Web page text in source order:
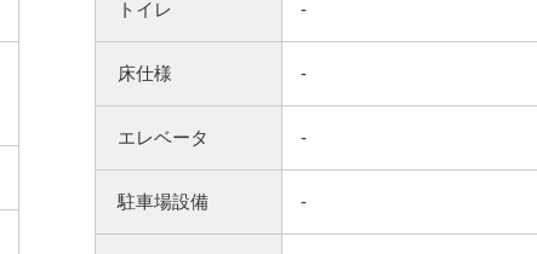
トイレ -
床仕様 -
エレベータ -
駐車場設備 -